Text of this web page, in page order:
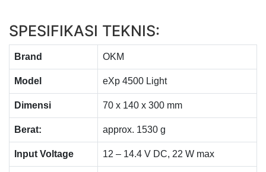
SPESIFIKASI TEKNIS:
Brand OKM
Model eXp 4500 Light
Dimensi 70 x 140 x 300 mm
Berat: approx. 1530 g
Input Voltage 12 – 14.4 V DC, 22 W max